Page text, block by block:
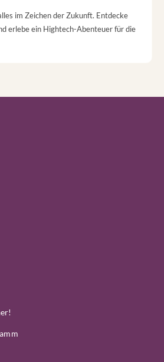
im Zeichen der Zukunft. Entdecke
erlebe ein Hightech-Abenteuer für die